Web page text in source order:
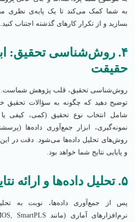
به شما کمک می‌کند تا یک پایه‌ی نظری
بسازید و از تکرار کارهای گذشته اجتناب کنید.
۴. روش‌شناسی تحقیق:
حقیقت
روش‌شناسی تحقیق، قلب پژوهش شماست.
توضیح دهید که چگونه به سؤالات تحقیق
شامل انتخاب نوع تحقیق (کمی، کیفی یا
نمونه‌گیری، ابزار جمع‌آوری داده‌ها
روش‌های تحلیل داده‌ها می‌شود. دقت در این
و پایایی نتایج شما خواهد بود.
۵. تحلیل داده‌ها و ارائه نتایج
پس از جمع‌آوری داده‌ها، نوبت به